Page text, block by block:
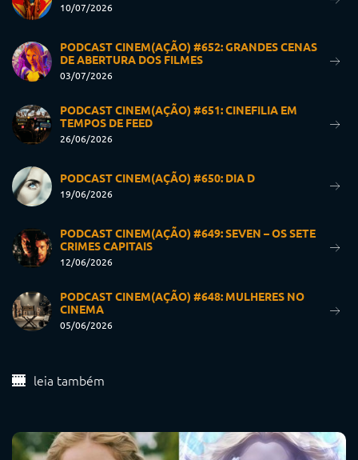
10/07/2026
PODCAST CINEM(AÇÃO) #652: GRANDES CENAS
DE ABERTURA DOS FILMES
03/07/2026
PODCAST CINEM(AÇÃO) #651: CINEFILIA EM
TEMPOS DE FEED
26/06/2026
PODCAST CINEM(AÇÃO) #650: DIA D
19/06/2026
PODCAST CINEM(AÇÃO) #649: SEVEN – OS SETE
CRIMES CAPITAIS
12/06/2026
PODCAST CINEM(AÇÃO) #648: MULHERES NO
CINEMA
05/06/2026
leia também